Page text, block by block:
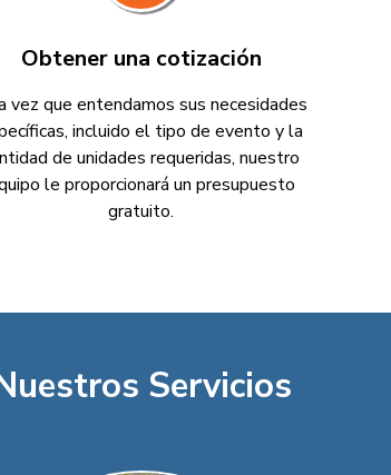
Obtener una cotización
vez que entendamos sus necesidades
incluido el tipo de evento y la
de unidades requeridas, nuestro
le proporcionará un presupuesto
gratuito.
Servicios